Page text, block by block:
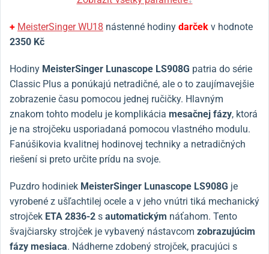
+ MeisterSinger WU18 nástenné hodiny darček v hodnote
2350 Kč
Hodiny MeisterSinger Lunascope LS908G patria do série
Classic Plus a ponúkajú netradičné, ale o to zaujímavejšie
zobrazenie času pomocou jednej ručičky. Hlavným
znakom tohto modelu je komplikácia mesačnej fázy, ktorá
je na strojčeku usporiadaná pomocou vlastného modulu.
Fanúšikovia kvalitnej hodinovej techniky a netradičných
riešení si preto určite prídu na svoje.
Puzdro hodiniek MeisterSinger Lunascope LS908G je
vyrobené z ušľachtilej ocele a v jeho vnútri tiká mechanický
strojček ETA 2836-2 s automatickým náťahom. Tento
švajčiarsky strojček je vybavený nástavcom zobrazujúcim
fázy mesiaca. Nádherne zdobený strojček, pracujúci s